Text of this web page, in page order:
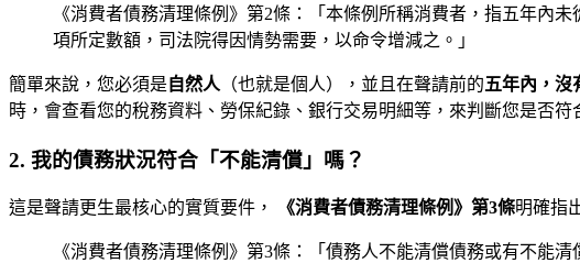
《消費者債務清理條例》第2條：「本條例所稱消費者，指五年內
項所定數額，司法院得因情勢需要，以命令增減之。」
簡單來說，您必須是 自然人 （也就是個人），並且在聲請前的五年內，沒
時，會查看您的稅務資料、勞保紀錄、銀行交易明細等，來判斷您是否符
2. 我的債務狀況符合「不能清償」嗎？
這是聲請更生最核心的實質要件， 《消費者債務清理條例》第3條明確指
《消費者債務清理條例》第3條：「債務人不能清償債務或有不能